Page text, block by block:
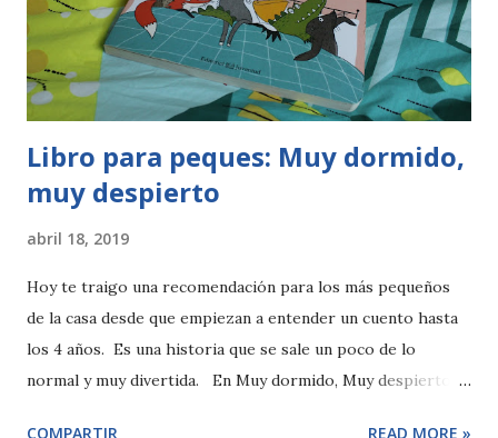
Libro para peques: Muy dormido,
muy despierto
abril 18, 2019
Hoy te traigo una recomendación para los más pequeños
de la casa desde que empiezan a entender un cuento hasta
los 4 años. Es una historia que se sale un poco de lo
normal y muy divertida. En Muy dormido, Muy despierto
COMPARTIR READ MORE »